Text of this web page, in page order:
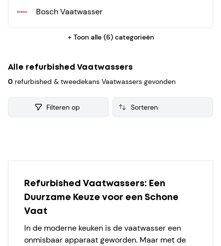
Bosch Vaatwasser
+ Toon alle (6) categorieën
Alle refurbished Vaatwassers
0 refurbished & tweedekans Vaatwassers gevonden
Filteren op
Refurbished Vaatwassers: Een
Duurzame Keuze voor een Schone
Vaat
In de moderne keuken is de vaatwasser een
onmisbaar apparaat geworden. Maar met de